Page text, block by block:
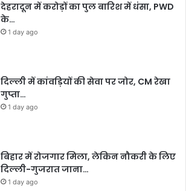
देहरादून में करोड़ों का पुल बारिश में धंसा, PWD
के…
1 day ago
दिल्ली में कांवड़ियों की सेवा पर जोर, CM रेखा
गुप्ता…
1 day ago
बिहार में रोजगार मिला, लेकिन नौकरी के लिए
दिल्ली-गुजरात जाना…
1 day ago